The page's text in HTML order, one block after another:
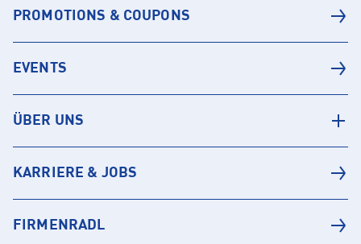
PROMOTIONS & COUPONS
EVENTS
ÜBER UNS
KARRIERE & JOBS
FIRMENRADL